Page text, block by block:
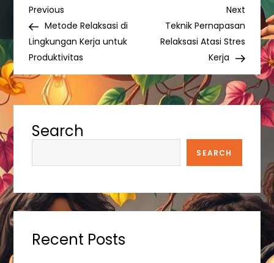
P
o
s
t
n
a
v
i
g
Previous
Post
Previous
Metode Relaksasi di
Lingkungan Kerja untuk
Produktivitas
Next
Post
Next
Teknik Pernapasan
Relaksasi Atasi Stres
Kerja
Search
SEARCH
Recent Posts